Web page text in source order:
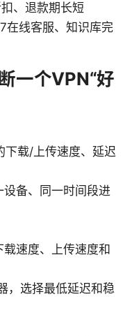
、退款期长短
在线客服、知识库完
一个VPN“好
下载/上传速度、延迟
备、同一时间段进
速度、上传速度和
，选择最低延迟和稳